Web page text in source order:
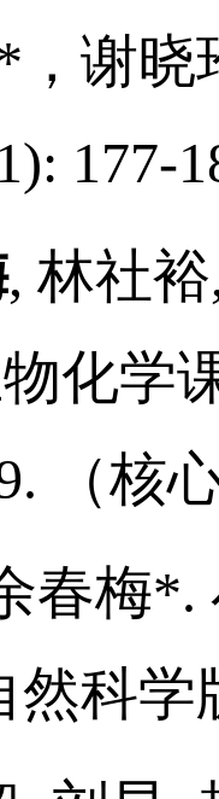
, 林社裕
化学
（核
春梅*.
然科学